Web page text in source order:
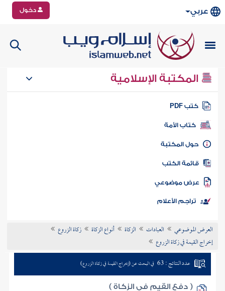
عربي دخول
المكتبة الإسلامية
كتب PDF
كتاب الأمة
المكتبة
الكتب
موضوعي
تراجم الأعلام
العرض الموضوعي العبادات الزكاة أنواع الزكاة
زكاة الزروع
إخراج القيمة في زكاة الزروع
عدد النتائج : 63 في البحث عن (إخراج القيمة في زكاة الزروع)
( دفع القيم في الزكاة )